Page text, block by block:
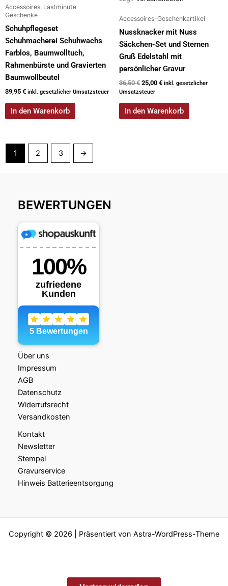
Accessoires, Lastminute
Geschenke
Schuhpflegeset
Schuhmacherei Schuhwachs
Farblos, Baumwolltuch,
Rahmenbürste und Gravierten
Baumwollbeutel
39,95 € inkl. gesetzlicher Umsatzsteuer
In den Warenkorb
Accessoires-Geschenkartikel
Nussknacker mit Nuss
Säckchen-Set und Sternen
Gruß Edelstahl mit
persönlicher Gravur
36,50€ 25,00 € inkl. gesetzlicher
Umsatzsteuer
In den Warenkorb
1 2 3 →
BEWERTUNGEN
Über uns
Impressum
AGB
Datenschutz
Widerrufsrecht
Versandkosten
Kontakt
Newsletter
Stempel
Gravurservice
Hinweis Batterieentsorgung
Copyright © 2026 | Präsentiert von Astra-WordPress-Theme